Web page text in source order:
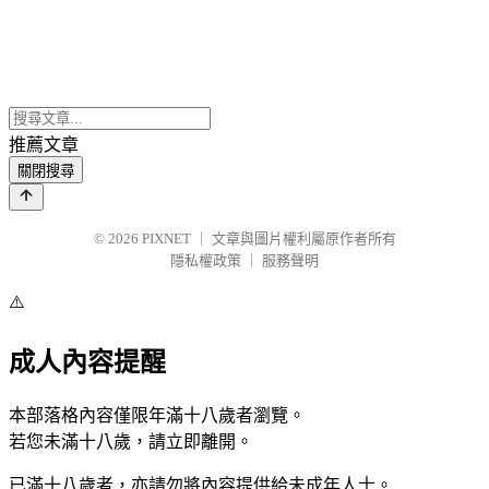
推薦文章
關閉搜尋
© 2026 PIXNET
文章與圖片權利屬原作者所有
隱私權政策
服務聲明
⚠️
成人內容提醒
本部落格內容僅限年滿十八歲者瀏覽。
若您未滿十八歲，請立即離開。
已滿十八歲者，亦請勿將內容提供給未成年人士。